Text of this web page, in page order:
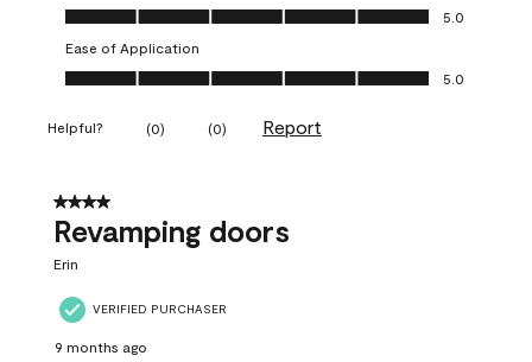
Value of Product, 5.0 out of 5
5.0
Ease of Application
Ease of Application, 5.0 out of 5
5.0
Helpful? (0) (0) Report
4 out of 5 stars.
Revamping doors
Erin
VERIFIED PURCHASER
9 months ago